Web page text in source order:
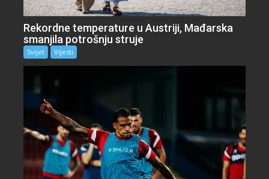
Rekordne temperature u Austriji, Mađarska
smanjila potrošnju struje
Svijet Vijesti